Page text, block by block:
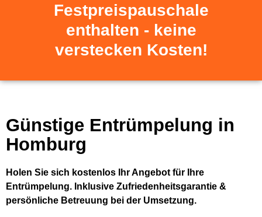
Festpreispauschale
enthalten - keine
verstecken Kosten!
Günstige Entrümpelung in
Homburg
Holen Sie sich kostenlos Ihr Angebot für Ihre
Entrümpelung. Inklusive Zufriedenheitsgarantie &
persönliche Betreuung bei der Umsetzung.